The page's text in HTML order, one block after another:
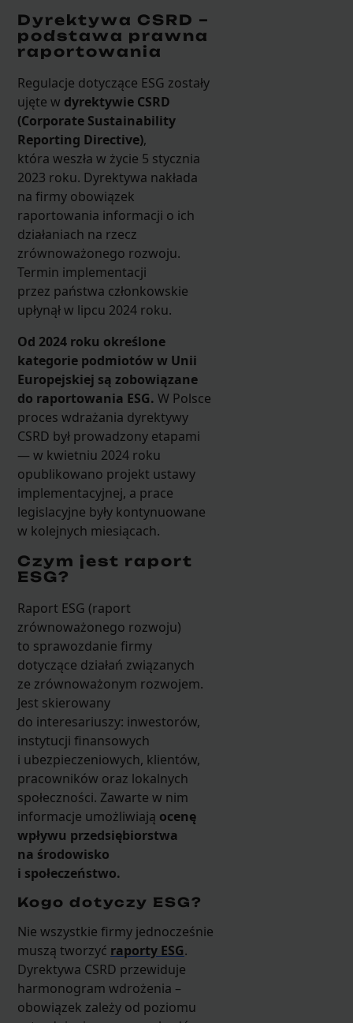
Dyrektywa CSRD –
podstawa prawna
raportowania
Regulacje dotyczące ESG zostały
ujęte w dyrektywie CSRD
(Corporate Sustainability
Reporting Directive),
która weszła w życie 5 stycznia
2023 roku. Dyrektywa nakłada
na firmy obowiązek
raportowania informacji o ich
działaniach na rzecz
zrównoważonego rozwoju.
Termin implementacji
przez państwa członkowskie
upłynął w lipcu 2024 roku.
Od 2024 roku określone
kategorie podmiotów w Unii
Europejskiej są zobowiązane
do raportowania ESG. W Polsce
proces wdrażania dyrektywy
CSRD był prowadzony etapami
— w kwietniu 2024 roku
opublikowano projekt ustawy
implementacyjnej, a prace
legislacyjne były kontynuowane
w kolejnych miesiącach.
Czym jest raport
ESG?
Raport ESG (raport
zrównoważonego rozwoju)
to sprawozdanie firmy
dotyczące działań związanych
ze zrównoważonym rozwojem.
Jest skierowany
do interesariuszy: inwestorów,
instytucji finansowych
i ubezpieczeniowych, klientów,
pracowników oraz lokalnych
społeczności. Zawarte w nim
informacje umożliwiają ocenę
wpływu przedsiębiorstwa
na środowisko
i społeczeństwo.
Kogo dotyczy ESG?
Nie wszystkie firmy jednocześnie
muszą tworzyć raporty ESG.
Dyrektywa CSRD przewiduje
harmonogram wdrożenia –
obowiązek zależy od poziomu